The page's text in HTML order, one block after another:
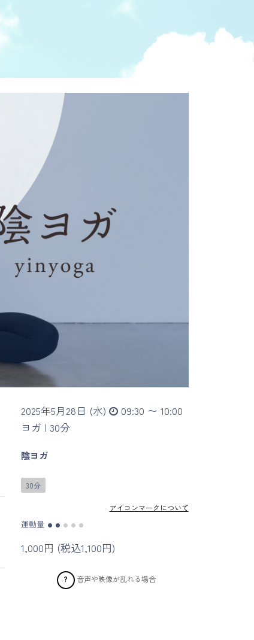
2025年5月28日 (水)
09:30 〜 10:00
ヨガ | 30分
陰ヨガ
30分
アイコンマークについて
運動量 ● ● ● ● ●
1,000円 (税込1,100円)
? 音声や映像が乱れる場合